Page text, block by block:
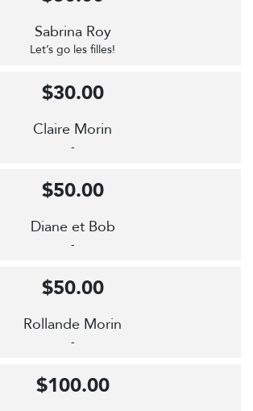
Sabrina Roy
Let’s go les filles!
Claire Morin
-
$30.00
Diane et Bob
-
$50.00
Rollande Morin
-
$50.00
$100.00